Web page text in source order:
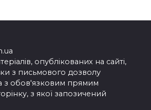
опублікованих на сайті,
з письмового дозволу
з обов'язковим прямим
з якої запозичений